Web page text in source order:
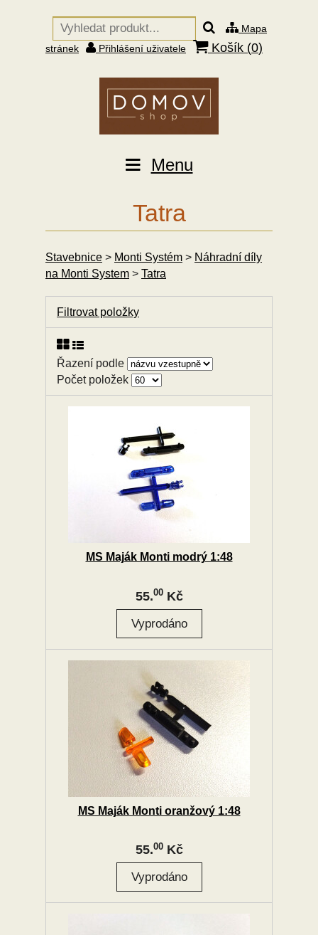
Mapa
stránek
Přihlášení uživatele Košík (0)
Menu
Tatra
Stavebnice > Monti Systém > Náhradní díly
na Monti System > Tatra
Filtrovat položky
Řazení podle
Počet položek
MS Maják Monti modrý 1:48
55.00Kč
MS Maják Monti oranžový 1:48
55.00Kč